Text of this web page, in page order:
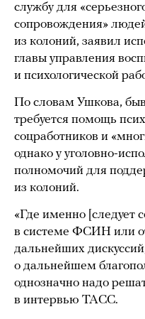
службу для
сопровождения»
из колоний, заявил
главы управления
и психологической
По словам Ушкова,
требуется помощь
соцработников и
однако у уголовно-
полномочий для
из колоний.
«Где именно [следует
в системе ФСИН или
дальнейших
о дальнейшем
однозначно надо
в интервью ТАСС.